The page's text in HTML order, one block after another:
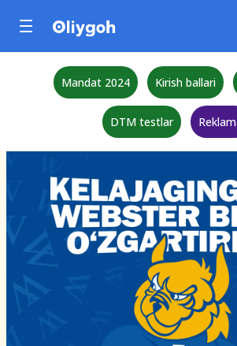
Mandat 2024 Kirish ballari
DTM testlar